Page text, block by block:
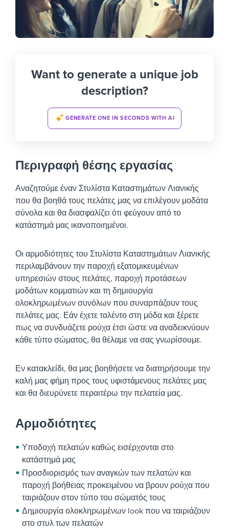
Want to generate a unique job
description?
GENERATE ONE IN SECONDS WITH AI
Περιγραφή θέσης εργασίας
Αναζητούμε έναν Στυλίστα Καταστημάτων Λιανικής
που θα βοηθά τους πελάτες μας να επιλέγουν μοδάτα
σύνολα και θα διασφαλίζει ότι φεύγουν από το
κατάστημά μας ικανοποιημένοι.
Οι αρμοδιότητες του Στυλίστα Καταστημάτων Λιανικής
περιλαμβάνουν την παροχή εξατομικευμένων
υπηρεσιών στους πελάτες, παροχή προτάσεων
μοδάτων κομματιών και τη δημιουργία
ολοκληρωμένων συνόλων που συναρπάζουν τους
πελάτες μας. Εάν έχετε ταλέντο στη μόδα και ξέρετε
πως να συνδυάζετε ρούχα έτσι ώστε να αναδεικνύουν
κάθε τύπο σώματος, θα θέλαμε να σας γνωρίσουμε.
Εν κατακλείδι, θα μας βοηθήσετε να διατηρήσουμε την
καλή μας φήμη προς τους υφιστάμενους πελάτες μας
και θα διευρύνετε περαιτέρω την πελατεία μας.
Αρμοδιότητες
Υποδοχή πελατών καθώς εισέρχονται στο
κατάστημά μας
Προσδιορισμός των αναγκών των πελατών και
παροχή βοήθειας προκειμένου να βρουν ρούχα που
ταιριάζουν στον τύπο του σώματός τους
Δημιουργία ολοκληρωμένων look που να ταιριάζουν
στο στυλ των πελατών